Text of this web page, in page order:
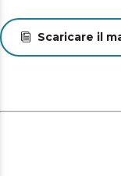
Scaricare il